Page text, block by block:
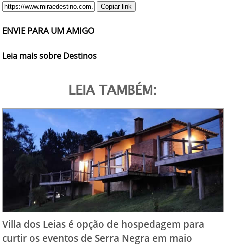
Copiar link
ENVIE PARA UM AMIGO
Leia mais sobre Destinos
LEIA TAMBÉM:
Villa dos Leias é opção de hospedagem para
curtir os eventos de Serra Negra em maio